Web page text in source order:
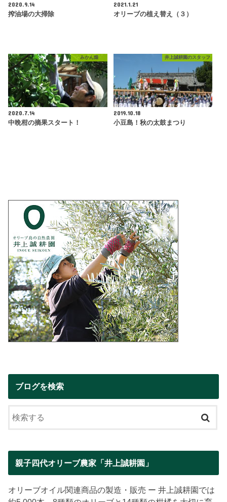
2020.9.14
搾油場の大掃除
2021.1.21
オリーブの植え替え（３）
みかん畑
2020.7.14
中晩柑の摘果スタート！
井上誠耕園のスタッフ
2019.10.18
小豆島！秋の太鼓まつり
ブログを検索
親子四代オリーブ農家「井上誠耕園」
オリーブオイル関連商品の製造・販売 ー 井上誠耕園では